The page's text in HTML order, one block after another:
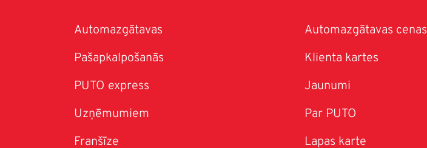
Automazgātavas
Pašapkalpošanās
PUTO express
Uzņēmumiem
Franšīze
Automazgātavas cenas
Klienta kartes
Jaunumi
Par PUTO
Lapas karte